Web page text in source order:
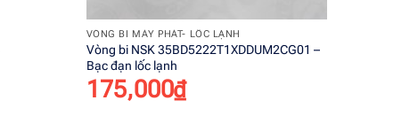
VÒNG BI MÁY PHÁT- LỐC LẠNH
Vòng bi NSK 35BD5222T1XDDUM2CG01 –
Bạc đạn lốc lạnh
175,000₫